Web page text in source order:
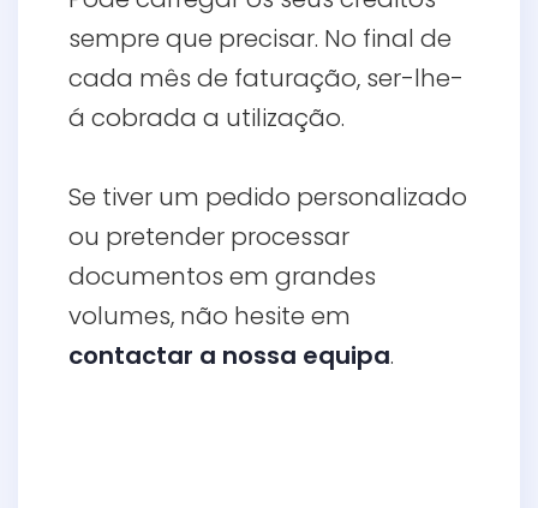
sempre que precisar. No final de
cada mês de faturação, ser-lhe-
á cobrada a utilização.
Se tiver um pedido personalizado
ou pretender processar
documentos em grandes
volumes, não hesite em
contactar a nossa equipa.